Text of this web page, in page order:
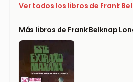
Ver todos los libros de Frank
Más libros de Frank Belknap